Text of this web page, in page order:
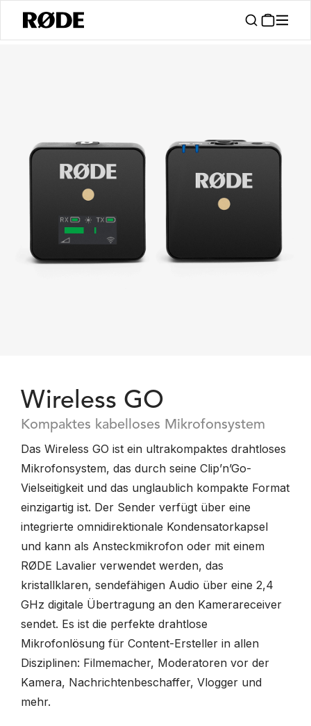
Wireless GO
Kompaktes kabelloses Mikrofonsystem
Das Wireless GO ist ein ultrakompaktes drahtloses
Mikrofonsystem, das durch seine Clip’n’Go-
Vielseitigkeit und das unglaublich kompakte Format
einzigartig ist. Der Sender verfügt über eine
integrierte omnidirektionale Kondensatorkapsel
und kann als Ansteckmikrofon oder mit einem
RØDE Lavalier verwendet werden, das
kristallklaren, sendefähigen Audio über eine 2,4
GHz digitale Übertragung an den Kamerareceiver
sendet. Es ist die perfekte drahtlose
Mikrofonlösung für Content-Ersteller in allen
Disziplinen: Filmemacher, Moderatoren vor der
Kamera, Nachrichtenbeschaffer, Vlogger und
mehr.